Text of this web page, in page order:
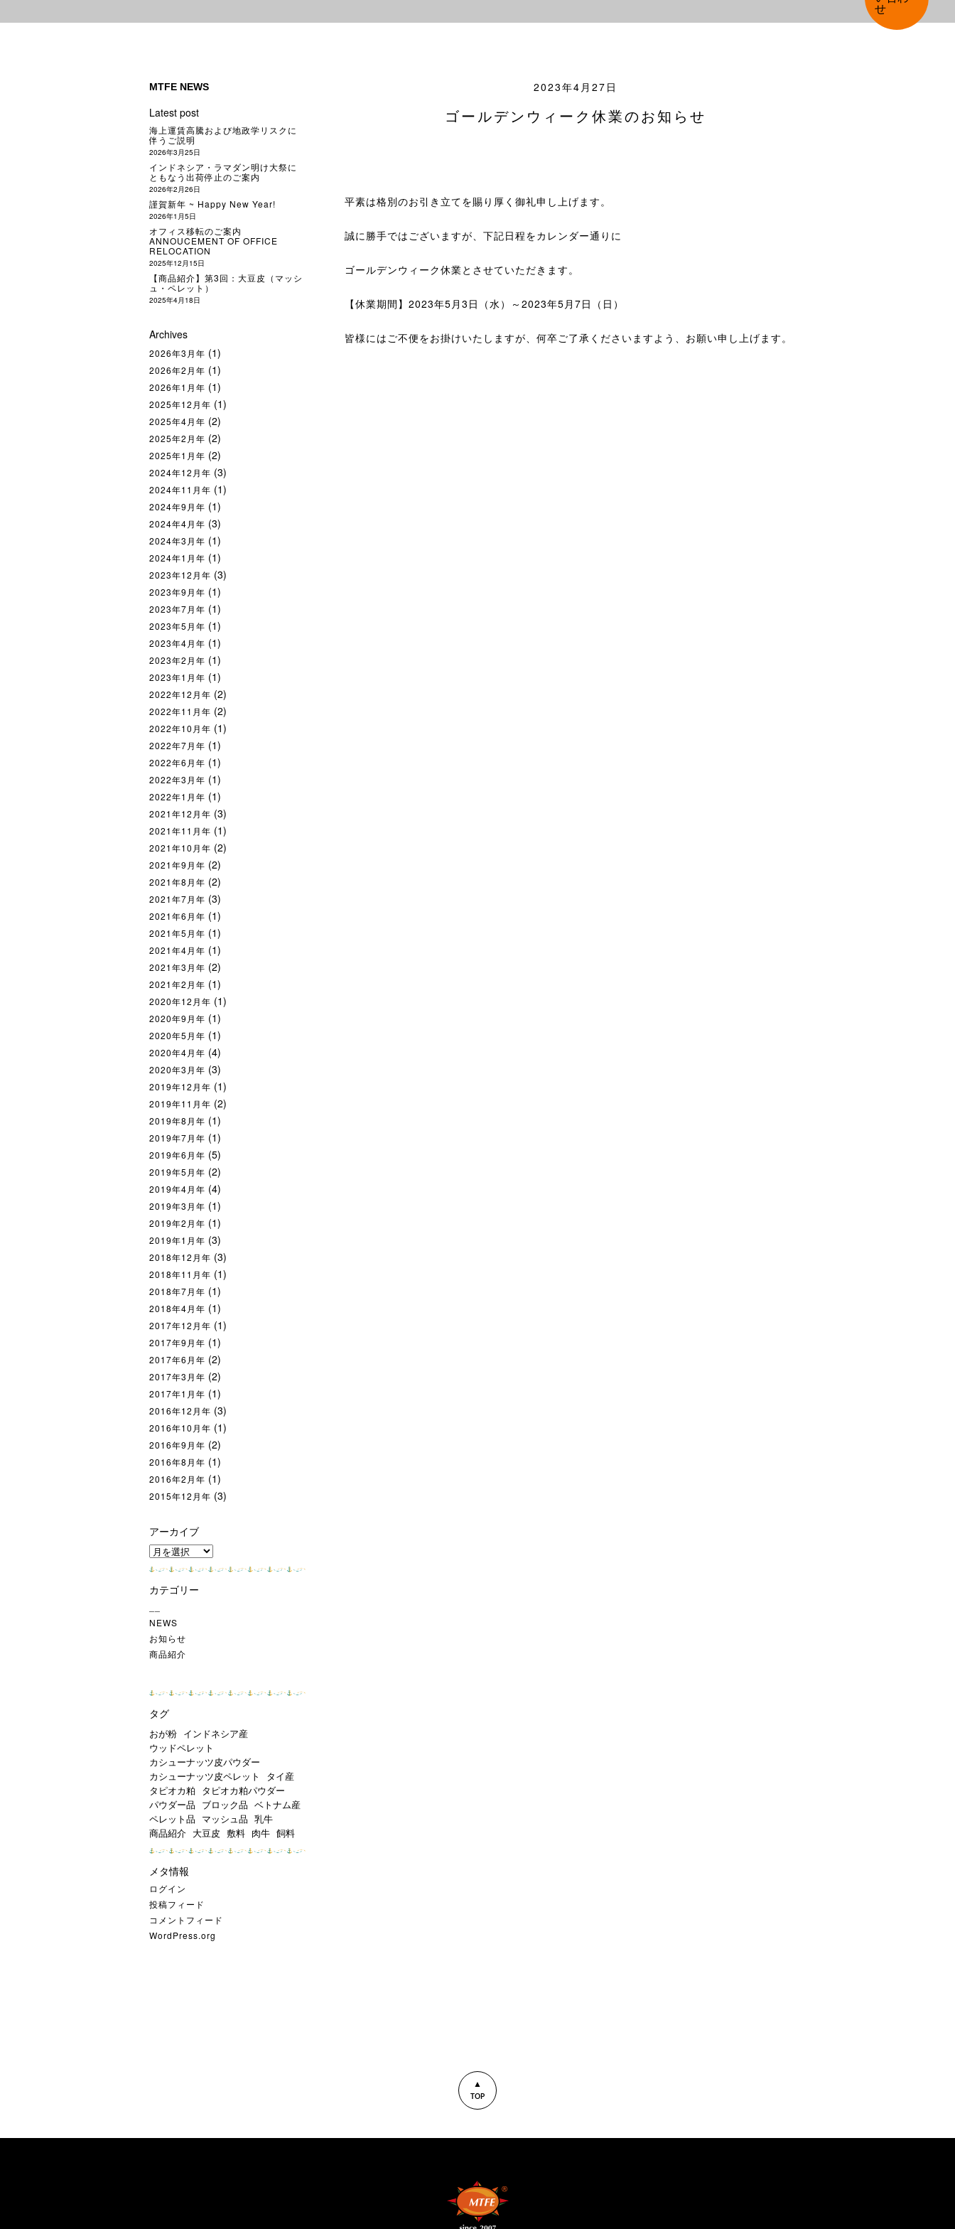
2023年4月27日
ゴールデンウィーク休業のお知らせ
平素は格別のお引き立てを賜り厚く御礼申し上げます。
誠に勝手ではございますが、下記日程をカレンダー通りに
ゴールデンウィーク休業とさせていただきます。
【休業期間】2023年5月3日（水）～2023年5月7日（日）
皆様にはご不便をお掛けいたしますが、何卒ご了承くださいますよう、お願い申し上げます。
MTFE NEWS
Latest post
海上運賃高騰および地政学リスクに
伴うご説明
2026年3月25日
インドネシア・ラマダン明け大祭に
ともなう出荷停止のご案内
2026年2月26日
謹賀新年 ~ Happy New Year!
2026年1月5日
オフィス移転のご案内
ANNOUCEMENT OF OFFICE
RELOCATION
2025年12月15日
【商品紹介】第3回：大豆皮（マッシ
ュ・ペレット）
2025年4月18日
Archives
2026年3月年 (1)
2026年2月年 (1)
2026年1月年 (1)
2025年12月年 (1)
2025年4月年 (2)
2025年2月年 (2)
2025年1月年 (2)
2024年12月年 (3)
2024年11月年 (1)
2024年9月年 (1)
2024年4月年 (3)
2024年3月年 (1)
2024年1月年 (1)
2023年12月年 (3)
2023年9月年 (1)
2023年7月年 (1)
2023年5月年 (1)
2023年4月年 (1)
2023年2月年 (1)
2023年1月年 (1)
2022年12月年 (2)
2022年11月年 (2)
2022年10月年 (1)
2022年7月年 (1)
2022年6月年 (1)
2022年3月年 (1)
2022年1月年 (1)
2021年12月年 (3)
2021年11月年 (1)
2021年10月年 (2)
2021年9月年 (2)
2021年8月年 (2)
2021年7月年 (3)
2021年6月年 (1)
2021年5月年 (1)
2021年4月年 (1)
2021年3月年 (2)
2021年2月年 (1)
2020年12月年 (1)
2020年9月年 (1)
2020年5月年 (1)
2020年4月年 (4)
2020年3月年 (3)
2019年12月年 (1)
2019年11月年 (2)
2019年8月年 (1)
2019年7月年 (1)
2019年6月年 (5)
2019年5月年 (2)
2019年4月年 (4)
2019年3月年 (1)
2019年2月年 (1)
2019年1月年 (3)
2018年12月年 (3)
2018年11月年 (1)
2018年7月年 (1)
2018年4月年 (1)
2017年12月年 (1)
2017年9月年 (1)
2017年6月年 (2)
2017年3月年 (2)
2017年1月年 (1)
2016年12月年 (3)
2016年10月年 (1)
2016年9月年 (2)
2016年8月年 (1)
2016年2月年 (1)
2015年12月年 (3)
アーカイブ
ア
ー
イ
カテゴリー
NEWS
お知らせ
商品紹介
タグ
おが粉 インドネシア産
ウッドペレット
カシューナッツ皮パウダー
カシューナッツ皮ペレット
タイ産
タピオカ粕 タピオカ粕パウダー
パウダー品 ブロック品 ベトナム産
ペレット品 マッシュ品 乳牛
商品紹介 大豆皮 敷料 肉牛 飼料
メタ情報
ログイン
投稿フィード
コメントフィード
WordPress.org
▲
TOP